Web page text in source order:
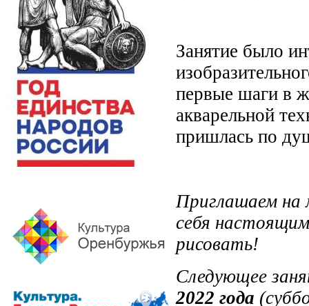
Занятие было
первые шаги в
акварельной
пришлась по
Приглашаем на
себя
рисовать!
Следующее
2022 года